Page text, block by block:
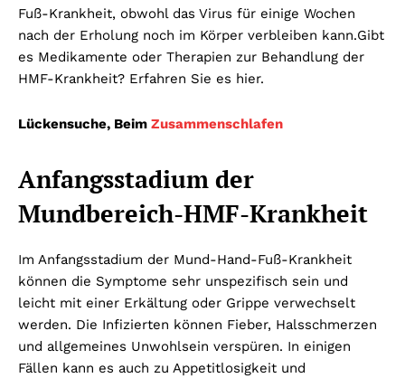
Fuß-Krankheit, obwohl das Virus für einige Wochen
nach der Erholung noch im Körper verbleiben kann.Gibt
es Medikamente oder Therapien zur Behandlung der
HMF-Krankheit? Erfahren Sie es hier.
Lückensuche, Beim Zusammenschlafen
Anfangsstadium der
Mundbereich-HMF-Krankheit
Im Anfangsstadium der Mund-Hand-Fuß-Krankheit
können die Symptome sehr unspezifisch sein und
leicht mit einer Erkältung oder Grippe verwechselt
werden. Die Infizierten können Fieber, Halsschmerzen
und allgemeines Unwohlsein verspüren. In einigen
Fällen kann es auch zu Appetitlosigkeit und